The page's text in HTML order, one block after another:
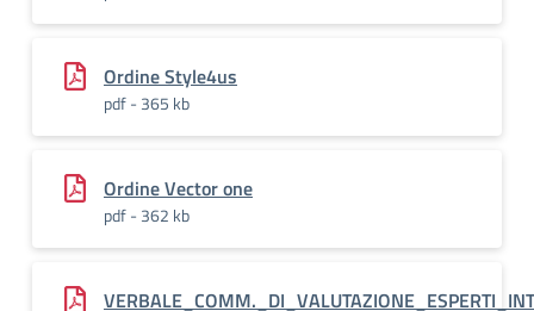
Ordine Style4us
pdf - 365 kb
Ordine Vector one
pdf - 362 kb